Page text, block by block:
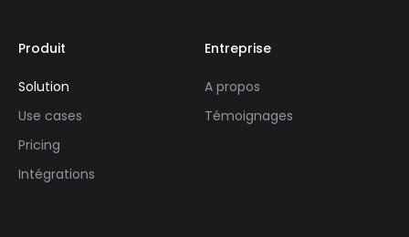
Produit
Solution
Use cases
Pricing
Intégrations
Entreprise
A propos
Témoignages